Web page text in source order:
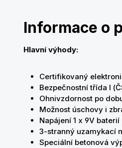
Informace o
Hlavní výhody:
Certifikovaný
Bezpečnostní třída I
Ohnivzdornost po
Možnost úschovy i
Napájení 1 x 9V
3-stranný uzamykací
Speciální betonová